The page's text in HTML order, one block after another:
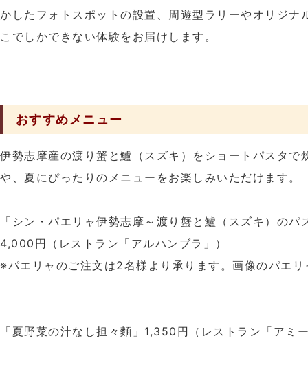
かしたフォトスポットの設置、周遊型ラリーやオリジナ
こでしかできない体験をお届けします。
おすすめメニュー
伊勢志摩産の渡り蟹と鱸（スズキ）をショートパスタで
や、夏にぴったりのメニューをお楽しみいただけます。
「シン・パエリャ伊勢志摩～渡り蟹と鱸（スズキ）のパ
4,000円（レストラン「アルハンブラ」）
※パエリャのご注文は2名様より承ります。画像のパエ
「夏野菜の汁なし担々麵」1,350円（レストラン「アミ